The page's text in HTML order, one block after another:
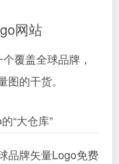
网站
覆盖全球品牌，
的干货。
“大仓库”
品牌矢量Logo免费